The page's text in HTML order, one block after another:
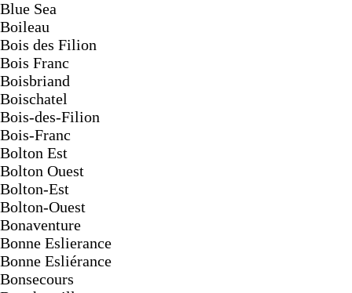
Blue Sea
Boileau
Bois des Filion
Bois Franc
Boisbriand
Boischatel
Bois-des-Filion
Bois-Franc
Bolton Est
Bolton Ouest
Bolton-Est
Bolton-Ouest
Bonaventure
Bonne Eslierance
Bonne Esliérance
Bonsecours